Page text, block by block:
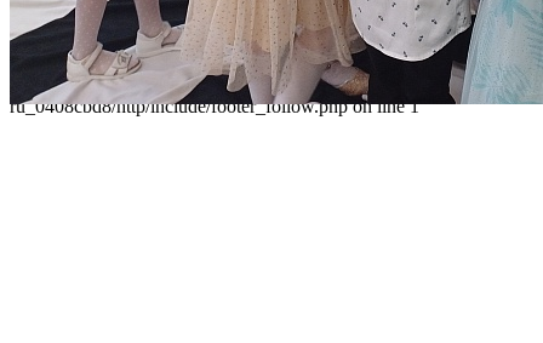
Следуйте за нами
Parse error: syntax error, unexpected 'data' (T_STRING), expecting
']' in /home/virtwww/w_dvorec39-
ru_0408cbd8/http/include/footer_follow.php on line 1